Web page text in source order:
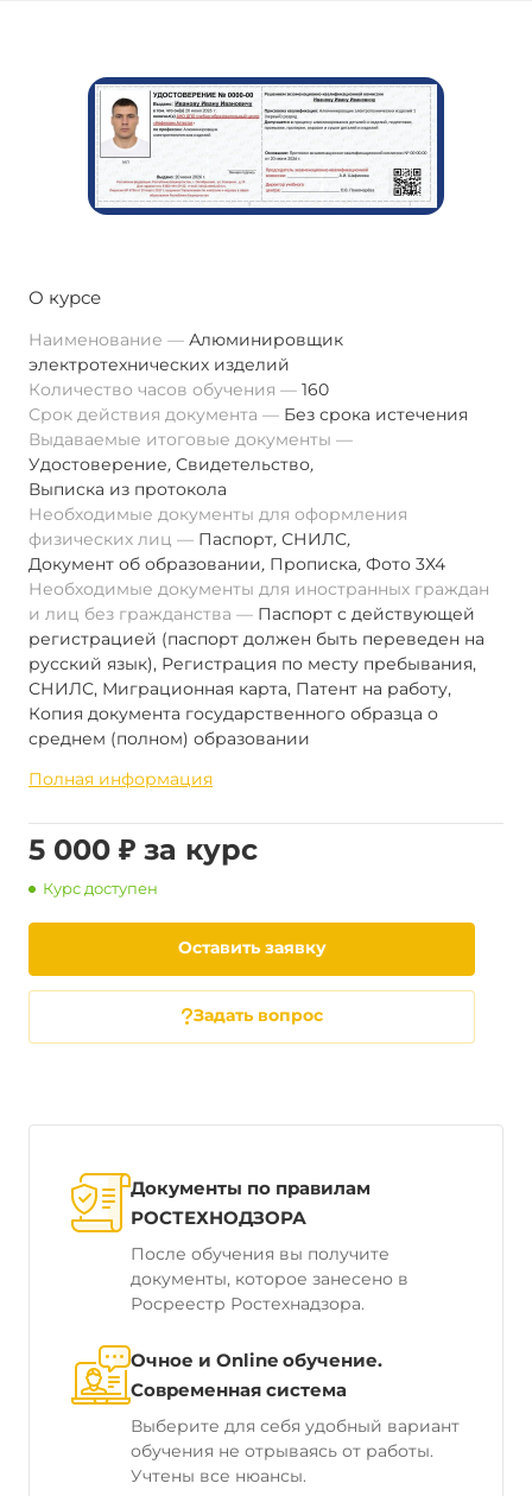
О курсе
Наименование
Алюминировщик
электротехнических изделий
Количество часов обучения
160
Срок действия документа
Без срока истечения
Выдаваемые итоговые документы
Удостоверение, Свидетельство,
Выписка из протокола
Необходимые документы для оформления
физических лиц
Паспорт, СНИЛС,
Документ об образовании, Прописка, Фото 3Х4
Необходимые документы для иностранных граждан
и лиц без гражданства
Паспорт с действующей
регистрацией (паспорт должен быть переведен на
русский язык), Регистрация по месту пребывания,
СНИЛС, Миграционная карта, Патент на работу,
Копия документа государственного образца о
среднем (полном) образовании
Полная информация
5 000 ₽ за курс
Курс доступен
Оставить заявку
Задать вопрос
Документы по правилам
РОСТЕХНОДЗОРА
После обучения вы получите
документы, которое занесено в
Росреестр Ростехнадзора.
Очное и Online обучение.
Современная система
Выберите для себя удобный вариант
обучения не отрываясь от работы.
Учтены все нюансы.